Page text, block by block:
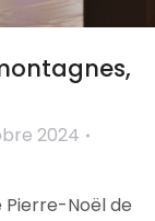
2024
Pierre-Noël de